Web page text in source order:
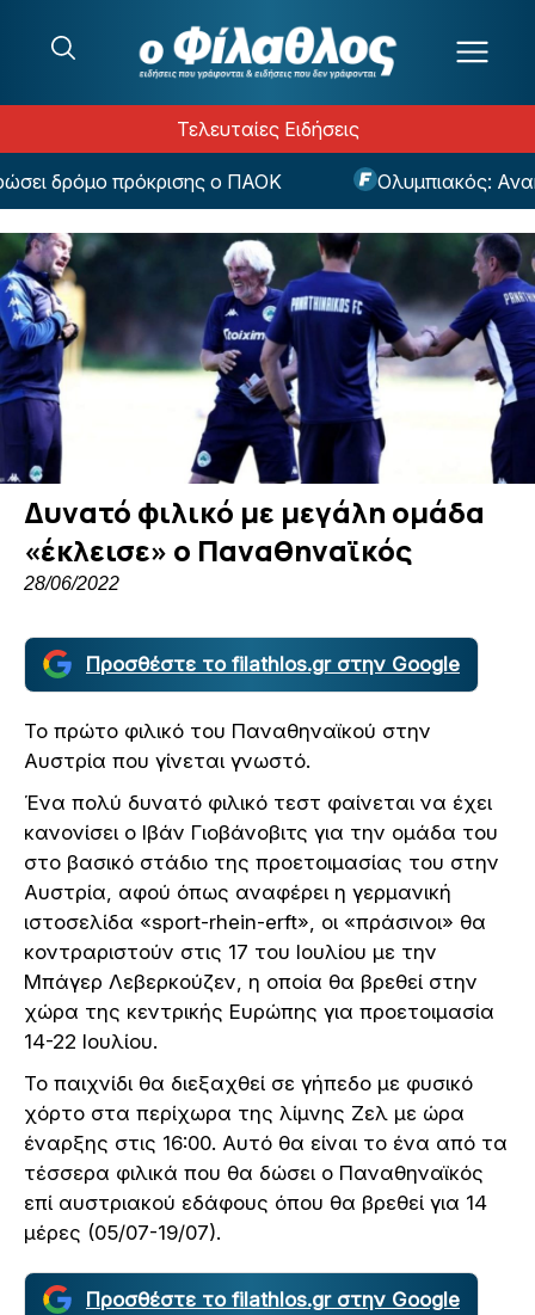
Τελευταίες Ειδήσεις
δρόμο πρόκρισης ο ΠΑΟΚ Ολυμπιακός:
Δυνατό φιλικό με μεγάλη ομάδα
«έκλεισε» ο Παναθηναϊκός
28/06/2022
Προσθέστε το filathlos.gr στην Google
Το πρώτο φιλικό του Παναθηναϊκού στην
Αυστρία που γίνεται γνωστό.
Ένα πολύ δυνατό φιλικό τεστ φαίνεται να έχει
κανονίσει ο Ιβάν Γιοβάνοβιτς για την ομάδα του
στο βασικό στάδιο της προετοιμασίας του στην
Αυστρία, αφού όπως αναφέρει η γερμανική
ιστοσελίδα «sport-rhein-erft», οι «πράσινοι» θα
κοντραριστούν στις 17 του Ιουλίου με την
Μπάγερ Λεβερκούζεν, η οποία θα βρεθεί στην
χώρα της κεντρικής Ευρώπης για προετοιμασία
14-22 Ιουλίου.
Το παιχνίδι θα διεξαχθεί σε γήπεδο με φυσικό
χόρτο στα περίχωρα της λίμνης Ζελ με ώρα
έναρξης στις 16:00. Αυτό θα είναι το ένα από τα
τέσσερα φιλικά που θα δώσει ο Παναθηναϊκός
επί αυστριακού εδάφους όπου θα βρεθεί για 14
μέρες (05/07-19/07).
Προσθέστε το filathlos.gr στην Google